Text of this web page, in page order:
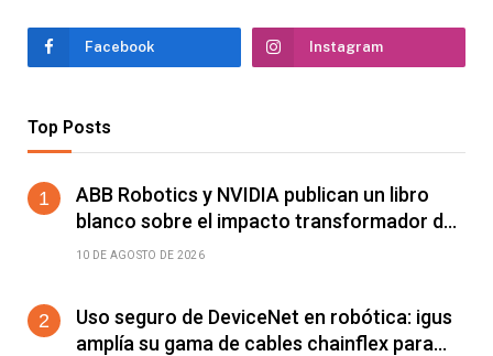
Facebook Instagram
Top Posts
ABB Robotics y NVIDIA publican un libro
blanco sobre el impacto transformador de
la IA física en la fabricación
10 DE AGOSTO DE 2026
Uso seguro de DeviceNet en robótica: igus
amplía su gama de cables chainflex para